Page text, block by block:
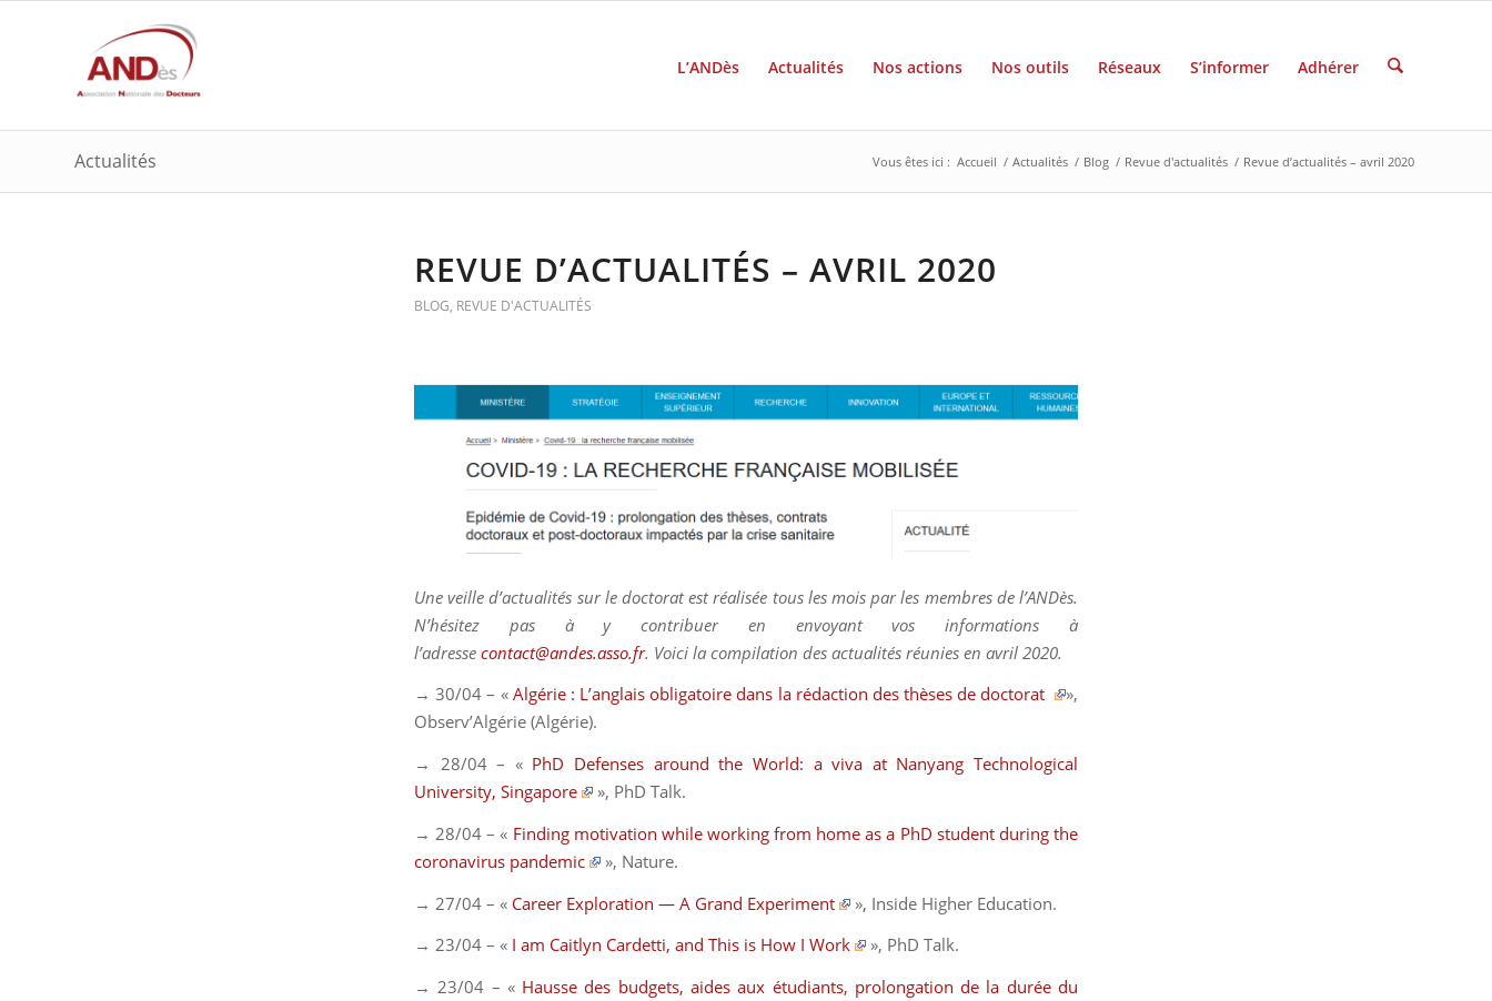
L’ANDès Actualités Nos actions Nos outils Réseaux S’informer Adhérer
Actualités Vous êtes ici : Accueil / Actualités / Blog / Revue d'actualités / Revue d’actualités – avril 2020
REVUE D’ACTUALITÉS – AVRIL 2020
BLOG, REVUE D'ACTUALITÉS
Une veille d’actualités sur le doctorat est réalisée tous les mois par les membres de l’ANDès.
N’hésitez pas à y contribuer en envoyant vos informations à
l’adresse contact@andes.asso.fr. Voici la compilation des actualités réunies en avril 2020.
→ 30/04 – « Algérie : L’anglais obligatoire dans la rédaction des thèses de doctorat
»,
Observ’Algérie (Algérie).
→ 28/04 – « PhD Defenses around the World: a viva at Nanyang Technological
University, Singapore
», PhD Talk.
→ 28/04 – « Finding motivation while working from home as a PhD student during the
coronavirus pandemic
», Nature.
→ 27/04 – « Career Exploration — A Grand Experiment », Inside Higher Education.
→ 23/04 – « I am Caitlyn Cardetti, and This is How I Work », PhD Talk.
→ 23/04 – « Hausse des budgets, aides aux étudiants, prolongation de la durée du